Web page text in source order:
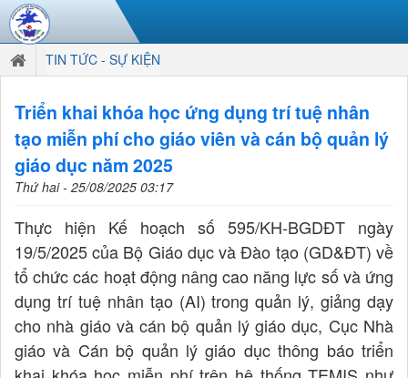
TIN TỨC - SỰ KIỆN
Triển khai khóa học ứng dụng trí tuệ nhân
tạo miễn phí cho giáo viên và cán bộ quản lý
giáo dục năm 2025
Thứ hai - 25/08/2025 03:17
Thực hiện Kế hoạch số 595/KH-BGDĐT ngày
19/5/2025 của Bộ Giáo dục và Đào tạo (GD&ĐT) về
tổ chức các hoạt động nâng cao năng lực số và ứng
dụng trí tuệ nhân tạo (AI) trong quản lý, giảng dạy
cho nhà giáo và cán bộ quản lý giáo dục, Cục Nhà
giáo và Cán bộ quản lý giáo dục thông báo triển